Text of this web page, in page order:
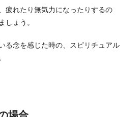
疲れたり無気力になったりするの
しょう。
る念を感じた時の、スピリチュアル